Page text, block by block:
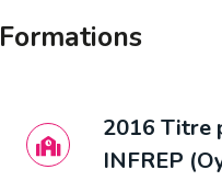
Formations
2016 Titre
INFREP